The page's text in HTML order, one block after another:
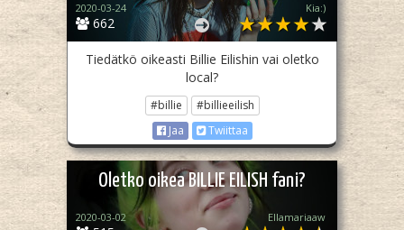
662
2020-03-24 Kia:)
Tiedätkö oikeasti Billie Eilishin vai oletko
local?
#billie
#billieeilish
Jaa
Twiittaa
Oletko oikea BILLIE EILISH fani?
2020-03-02 Ellamariaaw